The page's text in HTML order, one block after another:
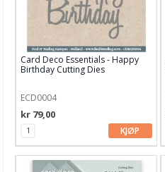
LDRS Creative
Leane Creatief
Lisa Horton
Marianne Design
Masterpiece Design
My Favorite Things
Card Deco Essentials - Happy
Birthday Cutting Dies
ECD0004
kr 79,00
KJØP